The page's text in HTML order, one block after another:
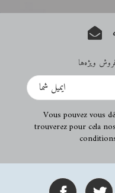
ویژه‌ها
Vous pouvez vous
trouverez pour cela
فیسبوک